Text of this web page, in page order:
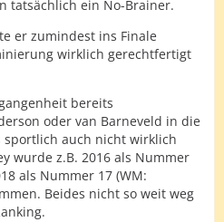
tatsächlich ein No-Brainer.
er zumindest ins Finale
wirklich gerechtfertigt
bereits
oder van Barneveld in die
sportlich auch nicht wirklich
wurde z.B. 2016 als Nummer
als Nummer 17 (WM:
Beides nicht so weit weg